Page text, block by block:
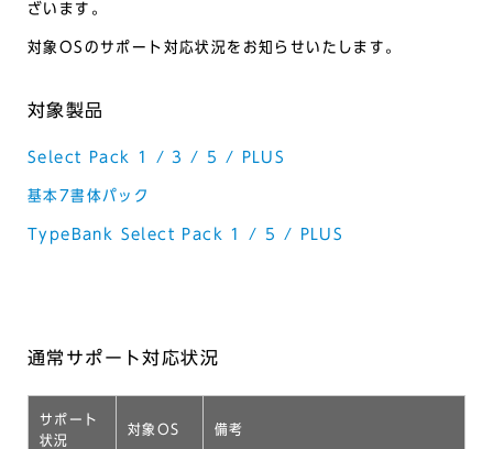
ざいます。
対象OSのサポート対応状況をお知らせいたします。
対象製品
Select Pack 1 / 3 / 5 / PLUS
基本7書体パック
TypeBank Select Pack 1 / 5 / PLUS
通常サポート対応状況
サポート
状況
対象OS 備考